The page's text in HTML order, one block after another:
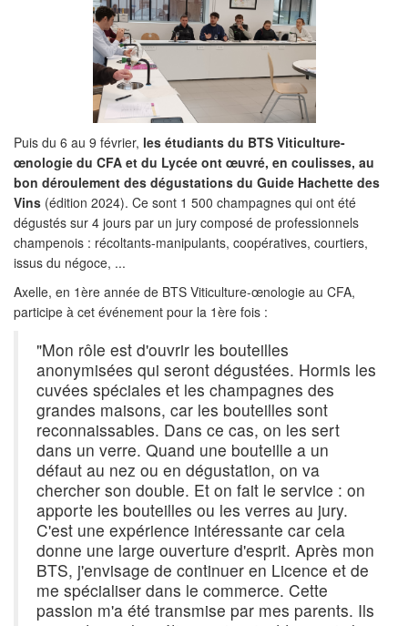
Puis du 6 au 9 février, les étudiants du BTS Viticulture-
œnologie du CFA et du Lycée ont œuvré, en coulisses, au
bon déroulement des dégustations du Guide Hachette des
Vins (édition 2024). Ce sont 1 500 champagnes qui ont été
dégustés sur 4 jours par un jury composé de professionnels
champenois : récoltants-manipulants, coopératives, courtiers,
issus du négoce, ...
Axelle, en 1ère année de BTS Viticulture-œnologie au CFA,
participe à cet événement pour la 1ère fois :
"Mon rôle est d'ouvrir les bouteilles
anonymisées qui seront dégustées. Hormis les
cuvées spéciales et les champagnes des
grandes maisons, car les bouteilles sont
reconnaissables. Dans ce cas, on les sert
dans un verre. Quand une bouteille a un
défaut au nez ou en dégustation, on va
chercher son double. Et on fait le service : on
apporte les bouteilles ou les verres au jury.
C'est une expérience intéressante car cela
donne une large ouverture d'esprit. Après mon
BTS, j'envisage de continuer en Licence et de
me spécialiser dans le commerce. Cette
passion m'a été transmise par mes parents. Ils